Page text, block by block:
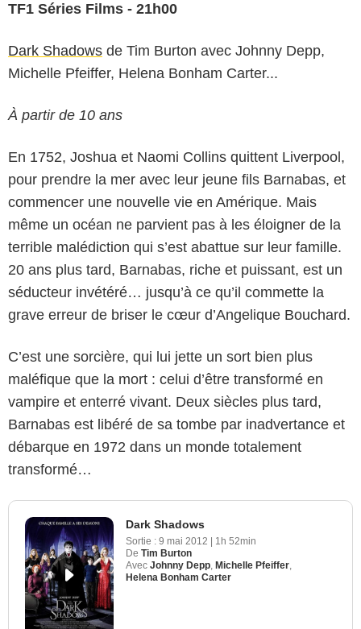
TF1 Séries Films - 21h00
Dark Shadows de Tim Burton avec Johnny Depp,
Michelle Pfeiffer, Helena Bonham Carter...
À partir de 10 ans
En 1752, Joshua et Naomi Collins quittent Liverpool,
pour prendre la mer avec leur jeune fils Barnabas, et
commencer une nouvelle vie en Amérique. Mais
même un océan ne parvient pas à les éloigner de la
terrible malédiction qui s’est abattue sur leur famille.
20 ans plus tard, Barnabas, riche et puissant, est un
séducteur invétéré… jusqu’à ce qu’il commette la
grave erreur de briser le cœur d’Angelique Bouchard.
C’est une sorcière, qui lui jette un sort bien plus
maléfique que la mort : celui d’être transformé en
vampire et enterré vivant. Deux siècles plus tard,
Barnabas est libéré de sa tombe par inadvertance et
débarque en 1972 dans un monde totalement
transformé…
Dark Shadows
Sortie : 9 mai 2012
1h 52min
De Tim Burton
Avec Johnny Depp, Michelle Pfeiffer,
Helena Bonham Carter